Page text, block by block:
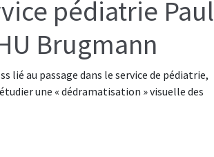
pédiatrie Paul
Brugmann
lié au passage dans le service de pédiatrie,
une « dédramatisation » visuelle des